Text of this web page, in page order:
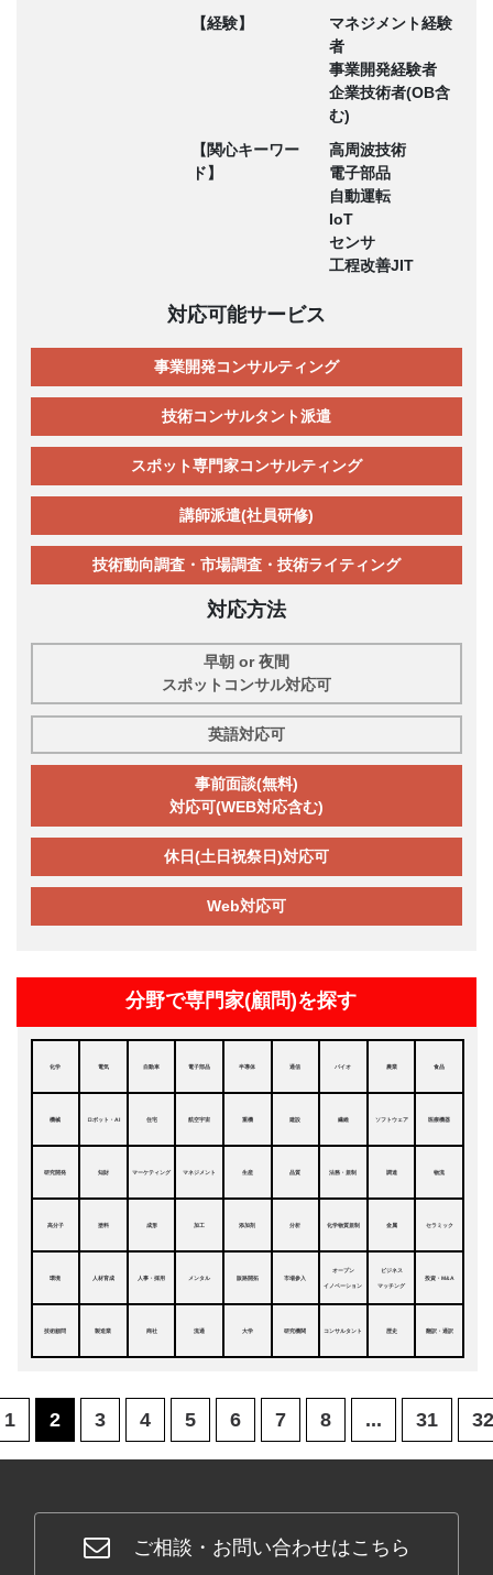
【経験】
マネジメント経験
者
事業開発経験者
企業技術者(OB含
む)
【関心キーワー
ド】
高周波技術
電子部品
自動運転
IoT
センサ
工程改善JIT
対応可能サービス
事業開発コンサルティング
技術コンサルタント派遣
スポット専門家コンサルティング
講師派遣(社員研修)
技術動向調査・市場調査・技術ライティング
対応方法
早朝 or 夜間
スポットコンサル対応可
英語対応可
事前面談(無料)
対応可(WEB対応含む)
休日(土日祝祭日)対応可
Web対応可
分野で専門家(顧問)を探す
化学 電気 自動車 電子部品 半導体 通信 バイオ 農業 食品
機械 ロボット・AI 住宅 航空宇宙 重機 建設 繊維 ソフトウェア 医療機器
研究開発 知財 マーケティング マネジメント 生産 品質 法務・規制 調達 物流
高分子 塗料 成形 加工 添加剤 分析 化学物質規制 金属 セラミック
環境 人材育成 人事・採用 メンタル 販路開拓 市場参入
オープン
イノベーション
ビジネス
マッチング
投資・M&A
技術顧問 製造業 商社 流通 大学 研究機関 コンサルタント 歴史 翻訳・通訳
1 2 3 4 5 6 7 8 ... 31 32
ご相談・お問い合わせはこちら